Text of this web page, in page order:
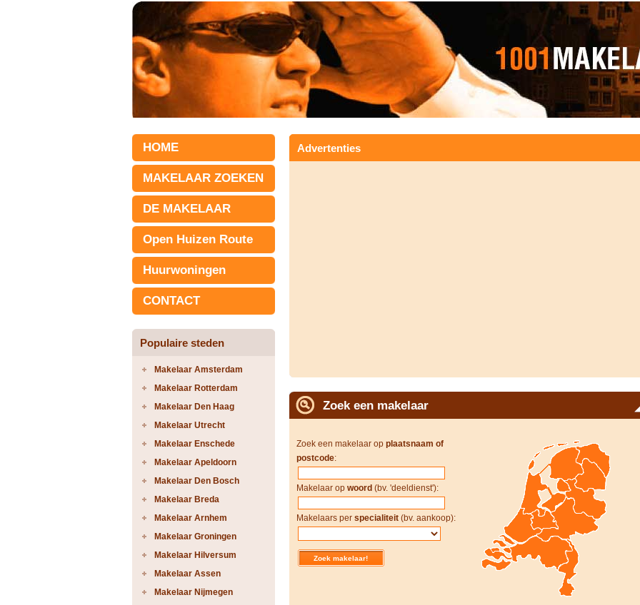
HOME
MAKELAAR ZOEKEN
DE MAKELAAR
Open Huizen Route
Huurwoningen
CONTACT
Populaire steden
Makelaar Amsterdam
Makelaar Rotterdam
Makelaar Den Haag
Makelaar Utrecht
Makelaar Enschede
Makelaar Apeldoorn
Makelaar Den Bosch
Makelaar Breda
Makelaar Arnhem
Makelaar Groningen
Makelaar Hilversum
Makelaar Assen
Makelaar Nijmegen
Advertenties
Zoek een makelaar
Zoek een makelaar op plaatsnaam of
postcode:
Makelaar op woord (bv. 'deeldienst'):
Makelaars per specialiteit(bv. aankoop):